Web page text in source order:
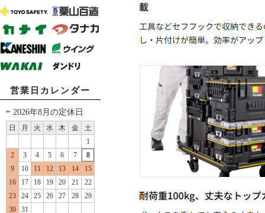
営業日カレンダー
2026年8月の定休日
日 月 火 水 木 金
土
1
2
3 4 5 6 7
8
9
10 11 12 13 14
15
16
17 18 19 20 21
22
23
24 25 26 27 28
29
30
31